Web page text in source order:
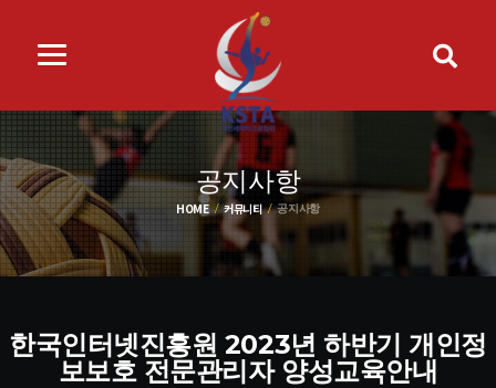
공지사항
HOME 커뮤니티 공지사항
한국인터넷진흥원 2023년 하반기 개인정
보보호 전문관리자 양성교육안내